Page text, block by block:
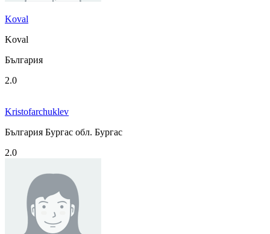
Koval
Koval
България
2.0
Kristofarchuklev
България Бургас обл. Бургас
2.0